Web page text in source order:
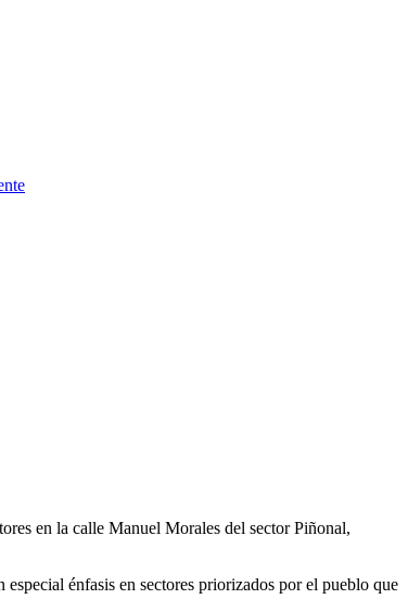
en la calle Manuel Morales del sector Piñonal,
énfasis en sectores priorizados por el pueblo que